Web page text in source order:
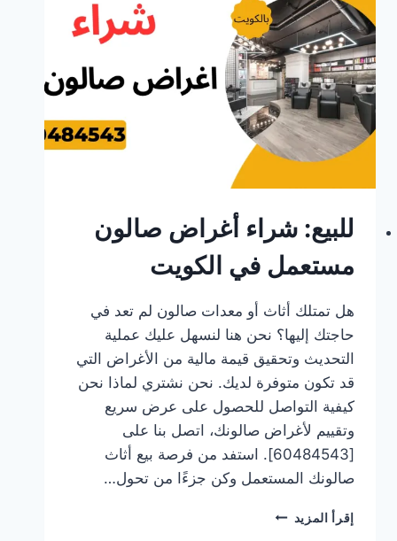
للبيع: شراء أغراض صالون
مستعمل في الكويت
هل تمتلك أثاث أو معدات صالون لم تعد في
حاجتك إليها؟ نحن هنا لنسهل عليك عملية
التحديث وتحقيق قيمة مالية من الأغراض التي
قد تكون متوفرة لديك. نحن نشتري لماذا نحن
كيفية التواصل للحصول على عرض سريع
وتقييم لأغراض صالونك، اتصل بنا على
[60484543]. استفد من فرصة بيع أثاث
صالونك المستعمل وكن جزءًا من تحول…
إقرأ المزيد للبيع: